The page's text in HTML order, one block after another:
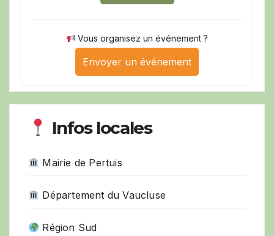
Vous organisez un événement ?
Envoyer un événement
Infos locales
Mairie de Pertuis
Département du Vaucluse
Région Sud